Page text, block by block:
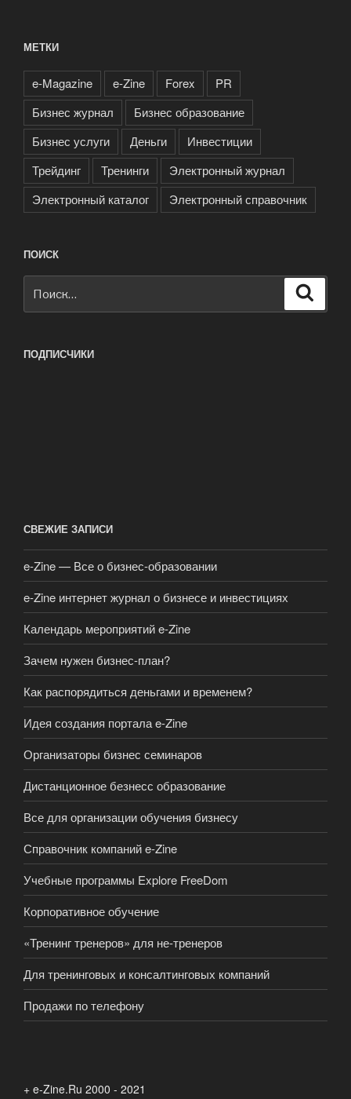
МЕТКИ
e-Magazine e-Zine Forex
PR
Бизнес журнал
Бизнес образование
Бизнес услуги
Деньги
Инвестиции
Трейдинг
Тренинги
Электронный журнал
Электронный каталог
Электронный справочник
ПОИСК
ПОДПИСЧИКИ
СВЕЖИЕ ЗАПИСИ
e-Zine — Все о бизнес-образовании
e-Zine интернет журнал о бизнесе и инвестициях
Календарь мероприятий e-Zine
Зачем нужен бизнес-план?
Как распорядиться деньгами и временем?
Идея создания портала e-Zine
Организаторы бизнес семинаров
Дистанционное безнесс образование
Все для организации обучения бизнесу
Справочник компаний e-Zine
Учебные программы Explore FreeDom
Корпоративное обучение
«Тренинг тренеров» для не-тренеров
Для тренинговых и консалтинговых компаний
Продажи по телефону
+ e-Zine.Ru 2000 - 2021